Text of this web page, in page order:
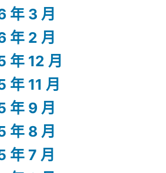
年 3 月
年 2 月
年 12 月
年 11 月
年 9 月
年 8 月
年 7 月